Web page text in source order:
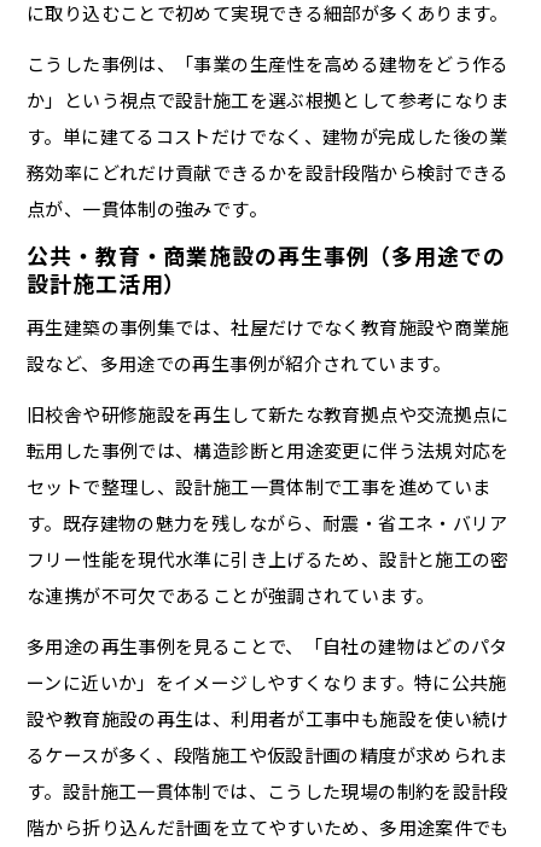
に取り込むことで初めて実現できる細部が多くあります。
こうした事例は、「事業の生産性を高める建物をどう作る
か」という視点で設計施工を選ぶ根拠として参考になりま
す。単に建てるコストだけでなく、建物が完成した後の業
務効率にどれだけ貢献できるかを設計段階から検討できる
点が、一貫体制の強みです。
公共・教育・商業施設の再生事例（多用途での
設計施工活用）
再生建築の事例集では、社屋だけでなく教育施設や商業施
設など、多用途での再生事例が紹介されています。
旧校舎や研修施設を再生して新たな教育拠点や交流拠点に
転用した事例では、構造診断と用途変更に伴う法規対応を
セットで整理し、設計施工一貫体制で工事を進めていま
す。既存建物の魅力を残しながら、耐震・省エネ・バリア
フリー性能を現代水準に引き上げるため、設計と施工の密
な連携が不可欠であることが強調されています。
多用途の再生事例を見ることで、「自社の建物はどのパタ
ーンに近いか」をイメージしやすくなります。特に公共施
設や教育施設の再生は、利用者が工事中も施設を使い続け
るケースが多く、段階施工や仮設計画の精度が求められま
す。設計施工一貫体制では、こうした現場の制約を設計段
階から折り込んだ計画を立てやすいため、多用途案件でも